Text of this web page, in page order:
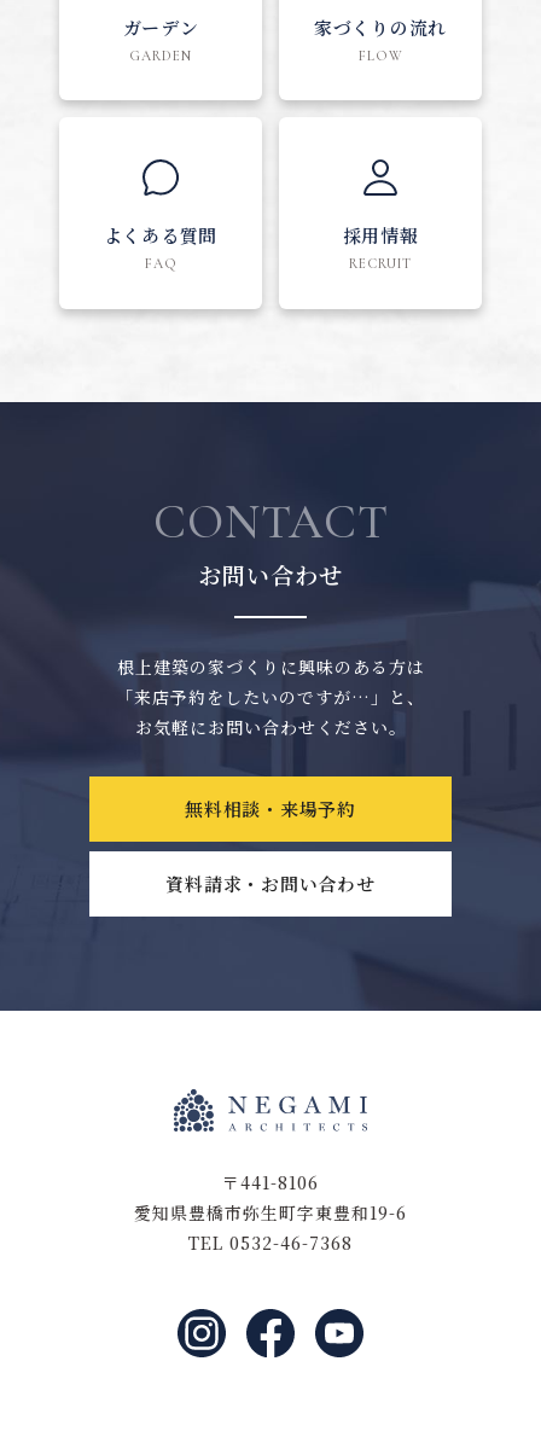
ガーデン
GARDEN
家づくりの流れ
FLOW
よくある質問
FAQ
採用情報
RECRUIT
CONTACT
お問い合わせ
根上建築の家づくりに興味のある方は
「来店予約をしたいのですが…」と、
お気軽にお問い合わせください。
無料相談・来場予約
資料請求・お問い合わせ
〒441-8106
愛知県豊橋市弥生町字東豊和19-6
TEL 0532-46-7368